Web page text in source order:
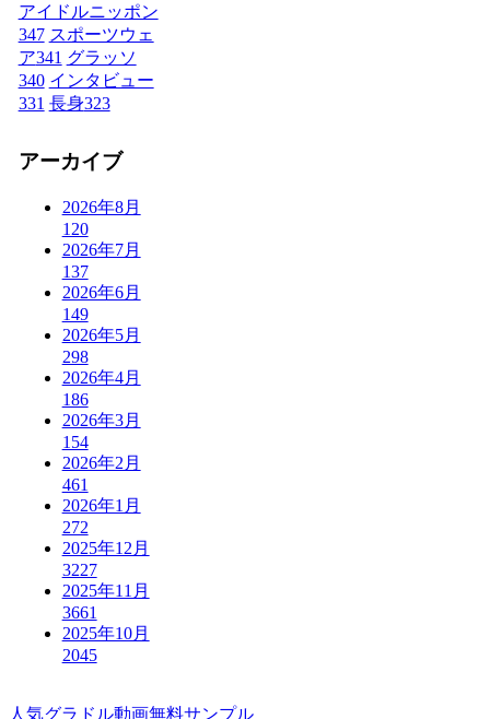
アイドルニッポン
347 スポーツウェ
ア341 グラッソ
340 インタビュー
331 長身323
アーカイブ
2026年8月
120
2026年7月
137
2026年6月
149
2026年5月
298
2026年4月
186
2026年3月
154
2026年2月
461
2026年1月
272
2025年12月
3227
2025年11月
3661
2025年10月
2045
人気グラドル動画無料サンプル